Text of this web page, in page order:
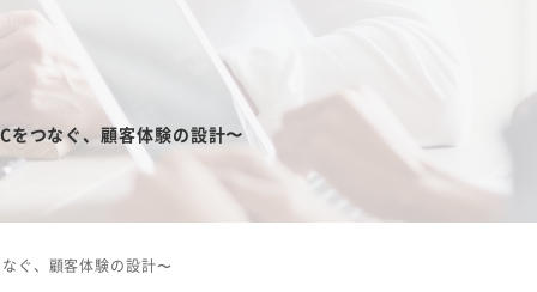
をつなぐ、顧客体験の設計〜
ぐ、顧客体験の設計〜